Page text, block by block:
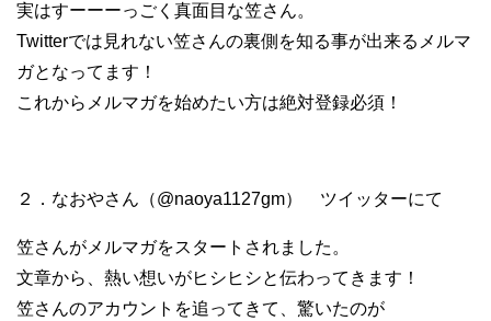
実はすーーーっごく真面目な笠さん。
Twitterでは見れない笠さんの裏側を知る事が出来るメルマ
ガとなってます！
これからメルマガを始めたい方は絶対登録必須！
２．なおやさん（@naoya1127gm） ツイッターにて
笠さんがメルマガをスタートされました。
文章から、熱い想いがヒシヒシと伝わってきます！
笠さんのアカウントを追ってきて、驚いたのが